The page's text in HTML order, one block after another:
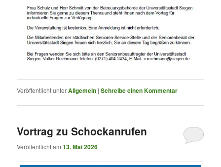
Veröffentlicht unterAllgemein |Schreibe einen Kommentar
Vortrag zu Schockanrufen
Veröffentlicht am13. Mai 2026